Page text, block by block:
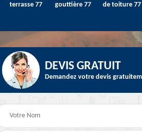
terrasse 77
gouttière 77
de toiture 77
Peinture sur tuile et
DEVIS GRATUIT
Demandez votre devis